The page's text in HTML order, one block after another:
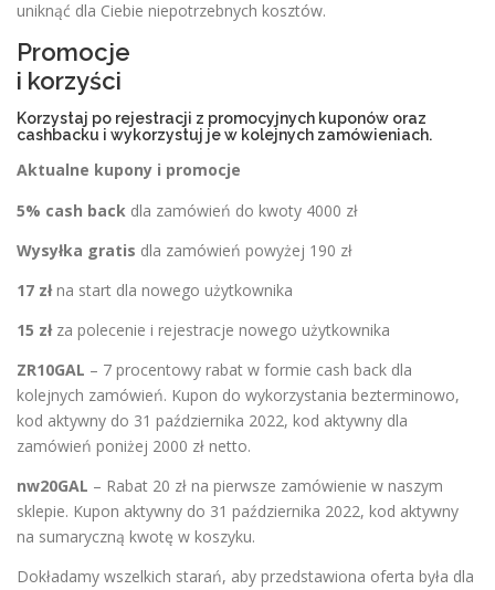
uniknąć dla Ciebie niepotrzebnych kosztów.
Promocje
i korzyści
Korzystaj po rejestracji z promocyjnych kuponów oraz
cashbacku i wykorzystuj je w kolejnych zamówieniach.
Aktualne kupony i promocje
5% cash back dla zamówień do kwoty 4000 zł
Wysyłka gratis dla zamówień powyżej 190 zł
17 złna start dla nowego użytkownika
15 złza polecenie i rejestracje nowego użytkownika
ZR10GAL – 7 procentowy rabat w formie cash back dla
kolejnych zamówień. Kupon do wykorzystania bezterminowo,
kod aktywny do 31 października 2022, kod aktywny dla
zamówień poniżej 2000 zł netto.
nw20GAL – Rabat 20 zł na pierwsze zamówienie w naszym
sklepie. Kupon aktywny do 31 października 2022, kod aktywny
na sumaryczną kwotę w koszyku.
Dokładamy wszelkich starań, aby przedstawiona oferta była dla